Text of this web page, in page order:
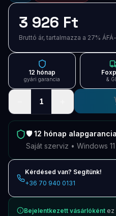
Blog
Támogatás
Új termékek
Keresés
3 926 Ft
Bruttó ár, tartalmazza a 27%
12 hónap
gyári garancia &
1
🛡️12 hónap alapgarancia
Saját szerviz • Windows
Kérdésed van? Segítünk!
+36 70 940 0131
Bejelentkezett vásárlóként ez